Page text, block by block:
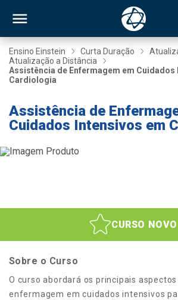
Ensino Einstein Curta Duração
Atualização a Distância
Assistência de Enfermagem em Cuidados
Cardiologia
Assistência de
Cuidados Intensivos em
CURSO NOVO
Sobre o Curso
O curso abordará os principais
enfermagem em cuidados intensivos